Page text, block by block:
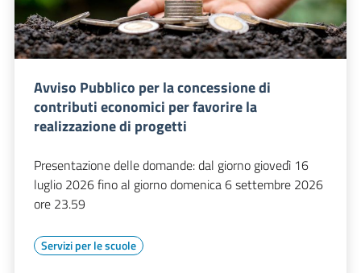
Avviso Pubblico per la concessione di
contributi economici per favorire la
realizzazione di progetti
Presentazione delle domande: dal giorno giovedì 16
luglio 2026 fino al giorno domenica 6 settembre 2026
ore 23.59
Servizi per le scuole